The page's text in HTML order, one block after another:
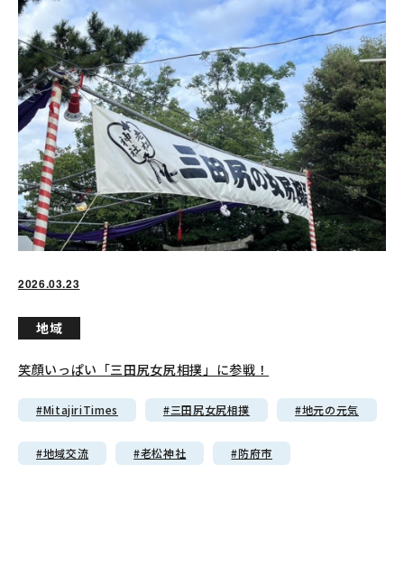
地域
2026.03.23
笑顔いっぱい「三田尻女尻相撲」に参戦！
#MitajiriTimes #三田尻女尻相撲 #地元の元気
#地域交流 #老松神社 #防府市